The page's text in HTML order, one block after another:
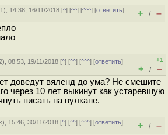
), 14:38, 16/11/2018 [^] [^^] [^^^] [ответить]
+ / –
), 08:53, 19/11/2018 [^] [^^] [^^^] [ответить]
+1
+ / –
доведут вяленд до ума? Не смешите
через 10 лет выкинут как устаревшую
писать на вулкане.
), 15:46, 30/11/2018 [^] [^^] [^^^] [ответить]
+ / –